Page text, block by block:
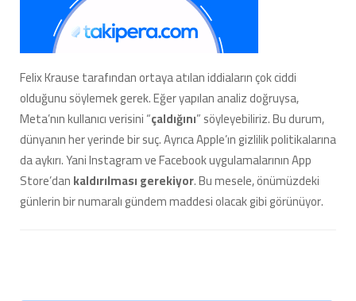
Felix Krause tarafından ortaya atılan iddiaların çok ciddi
olduğunu söylemek gerek. Eğer yapılan analiz doğruysa,
Meta’nın kullanıcı verisini “çaldığını” söyleyebiliriz. Bu durum,
dünyanın her yerinde bir suç. Ayrıca Apple’ın gizlilik politikalarına
da aykırı. Yani Instagram ve Facebook uygulamalarının App
Store’dankaldırılmasıgerekiyor. Bu mesele, önümüzdeki
günlerin bir numaralı gündem maddesi olacak gibi görünüyor.